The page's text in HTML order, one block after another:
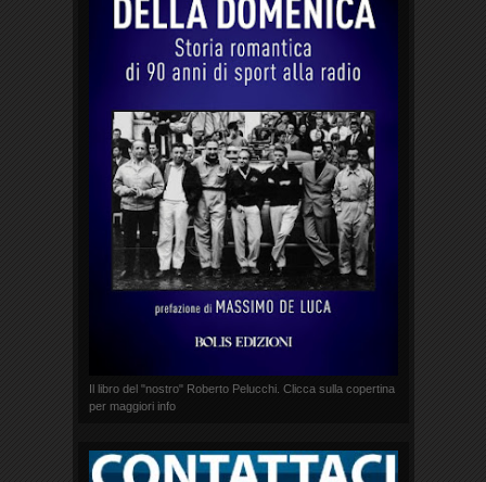
Il libro del "nostro" Roberto Pelucchi. Clicca sulla copertina
per maggiori info